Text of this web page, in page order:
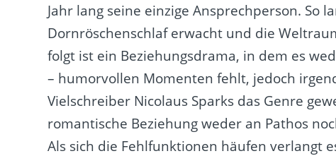
Jahr lang seine einzige Ansprechperson. So
Dornröschenschlaf erwacht und die
folgt ist ein Beziehungsdrama, in dem es
– humorvollen Momenten fehlt, jedoch
Vielschreiber Nicolaus Sparks das Genre
romantische Beziehung weder an Pathos
Als sich die Fehlfunktionen häufen verlangt